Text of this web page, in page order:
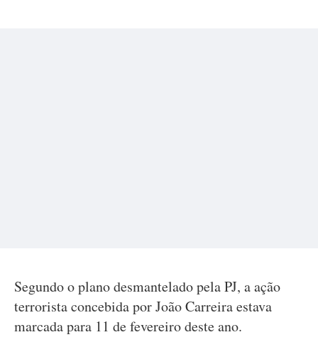
Segundo o plano desmantelado pela PJ, a ação
terrorista concebida por João Carreira estava
marcada para 11 de fevereiro deste ano.